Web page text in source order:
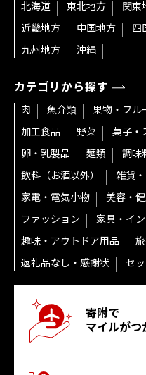
北海道 東北地方 関東
近畿地方
中国地方
四
九州地方
沖縄
カテゴリから探す
肉 魚介類 果物・フル
加工食品
野菜
菓子・
卵・乳製品
麺類 調味
飲料（お酒以外）
雑貨
家電・電気小物
美容・
ファッション
家具・イ
趣味・アウトドア用品
返礼品なし・感謝状
セ
寄附で
マイルがつ